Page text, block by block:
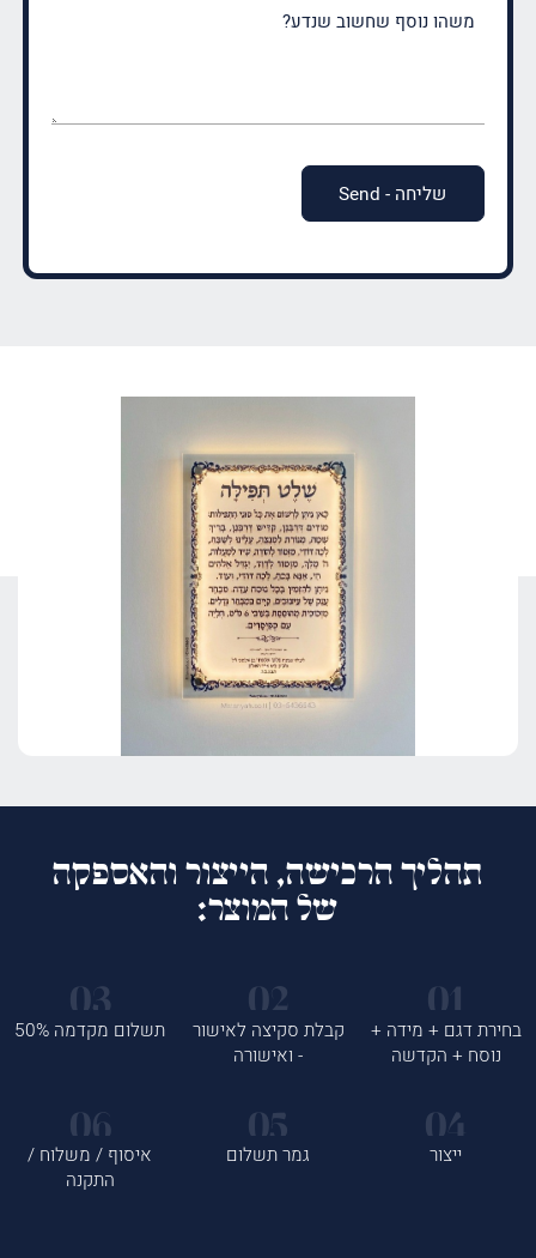
תהליך הרכישה, הייצור והאספקה
של המוצר:
בחירת דגם + מידה +
נוסח + הקדשה
קבלת סקיצה לאישור
- ואישורה
תשלום מקדמה 50%
ייצור גמר תשלום
איסוף / משלוח /
התקנה